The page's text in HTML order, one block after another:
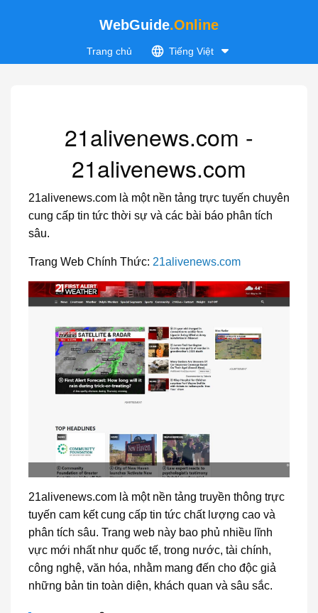
WebGuide.Online
Trang chủ Tiếng Việt
21alivenews.com -
21alivenews.com
21alivenews.com là một nền tảng trực tuyến chuyên
cung cấp tin tức thời sự và các bài báo phân tích
sâu.
Trang Web Chính Thức: 21alivenews.com
21alivenews.com là một nền tảng truyền thông trực
tuyến cam kết cung cấp tin tức chất lượng cao và
phân tích sâu. Trang web này bao phủ nhiều lĩnh
vực mới nhất như quốc tế, trong nước, tài chính,
công nghệ, văn hóa, nhằm mang đến cho độc giả
những bản tin toàn diện, khách quan và sâu sắc.